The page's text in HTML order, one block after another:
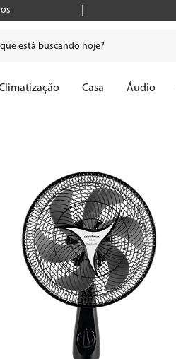
Casa Áudio
microondas
panificadora
cafeteira
caixa som
liquidificador
ventilador